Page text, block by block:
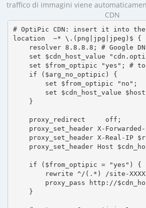
traffico di immagini viene
CDN
# OptiPic CDN: insert it into
location  ~* \.(png|jpg|jpeg)$ {
resolver 8.8.8.8; # Google
set $cdn_host_value
set $from_optipic "yes"; #
    if ($arg_no_optipic) {
        set $from_optipic "no";
set $cdn_host_value
    }
    proxy_redirect     off;
proxy_set_header X-
proxy_set_header X-Real-IP
proxy_set_header Host
    if ($from_optipic = "yes") {
rewrite ^/(.*) /site-
proxy_pass http://
    }